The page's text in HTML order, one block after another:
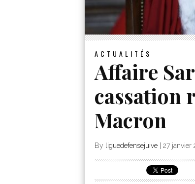
ACTUALITÉS
Affaire
cassation
Macron
By liguedefensejuive 27 janvier